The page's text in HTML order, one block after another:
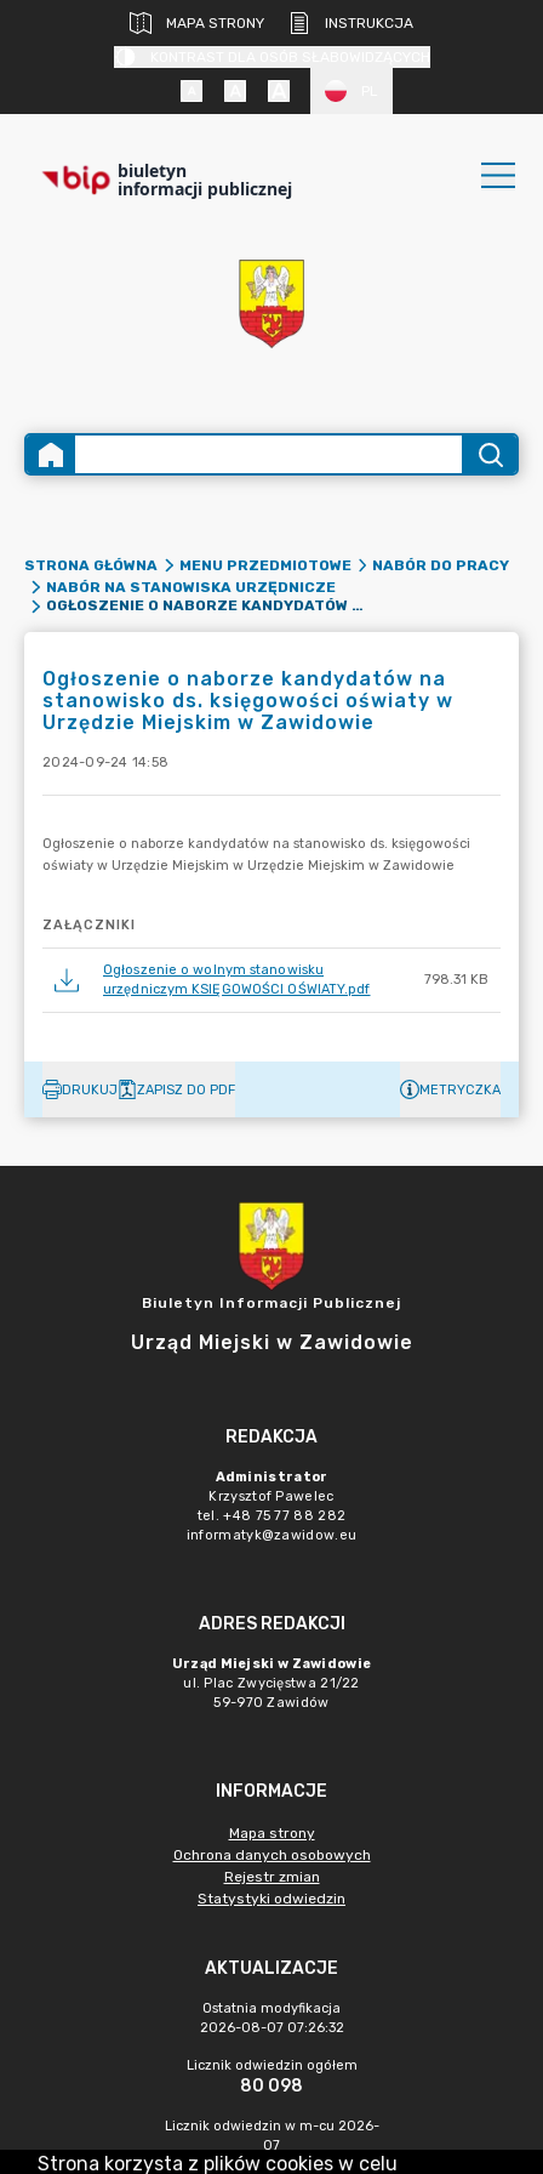
MAPA STRONY
INSTRUKCJA
biuletyn
informacji publicznej
STRONA GŁÓWNA MENU PRZEDMIOTOWE
NABÓR DO PRACY
NABÓR NA STANOWISKA URZĘDNICZE
OGŁOSZENIE O NABORZE KANDYDATÓW NA STANOWISKO DS. KSIĘGOWOŚCI OŚWIATY W URZĘDZIE MIEJSKIM W ZAWIDOWIE
Ogłoszenie o naborze kandydatów na
stanowisko ds. księgowości oświaty w
Urzędzie Miejskim w Zawidowie
2024-09-24 14:58
ZAŁĄCZNIKI
Ogłoszenie o wolnym stanowisku
urzędniczym KSIĘGOWOŚCI OŚWIATY.pdf
798.31 KB
DRUKUJ ZAPISZ DO PDF METRYCZKA
Biuletyn Informacji Publicznej
Urząd Miejski w Zawidowie
REDAKCJA
Administrator
Krzysztof Pawelec
tel. +48 75 77 88 282
informatyk@zawidow.eu
ADRES REDAKCJI
Urząd Miejski w Zawidowie
ul. Plac Zwycięstwa 21/22
59-970 Zawidów
INFORMACJE
Mapa strony
Ochrona danych osobowych
Rejestr zmian
Statystyki odwiedzin
AKTUALIZACJE
Ostatnia modyfikacja
2026-08-07 07:26:32
Licznik odwiedzin ogółem
80 098
Licznik odwiedzin w m-cu 2026-
07
216
Strona korzysta z plików cookies w celu